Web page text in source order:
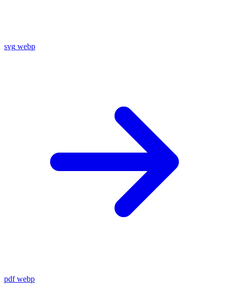
svg webp
pdf webp